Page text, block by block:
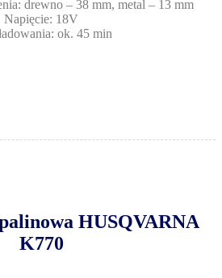
drewno – 38 mm, metal – 13 mm
Napięcie: 18V
ok. 45 min
HUSQVARNA
K770